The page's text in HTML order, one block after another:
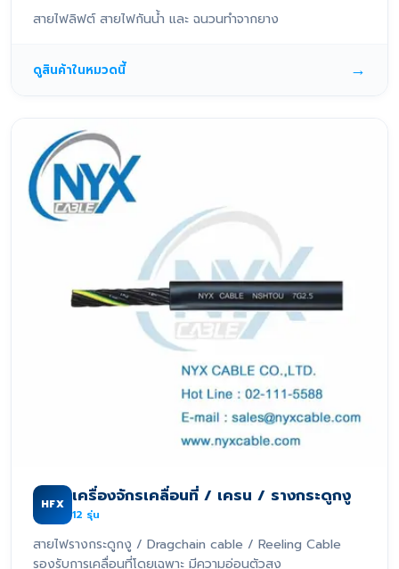
สายไฟลิฟต์ สายไฟกันน้ำ และ ฉนวนทำจากยาง
ดูสินค้าในหมวดนี้ →
HFX เครื่องจักรเคลื่อนที่ / เครน / รางกระดูกงู
12 รุ่น
สายไฟรางกระดูกงู / Dragchain cable / Reeling Cable
รองรับการเคลื่อนที่โดยเฉพาะ มีความอ่อนตัวสูง